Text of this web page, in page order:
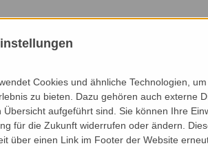
Cookies und ähnliche Technologien,
zu bieten. Dazu gehören auch externe
aufgeführt sind. Sie können Ihre
für die Zukunft widerrufen oder ändern.
über einen Link im Footer der Website